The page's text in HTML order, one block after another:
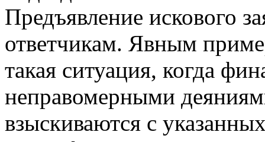
Предъявление искового
ответчикам. Явным
такая ситуация, когда
неправомерными
взыскиваются с